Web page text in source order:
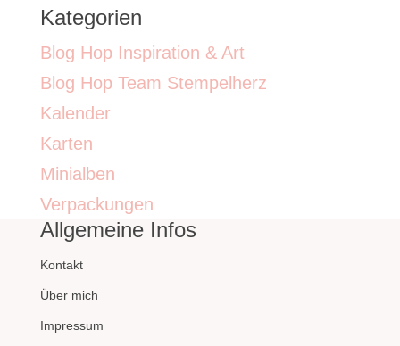
Kategorien
Blog Hop Inspiration & Art
Blog Hop Team Stempelherz
Kalender
Karten
Minialben
Verpackungen
Allgemeine Infos
Kontakt
Über mich
Impressum